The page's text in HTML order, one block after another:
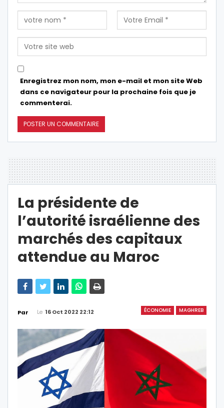
Enregistrez mon nom, mon e-mail et mon site Web
dans ce navigateur pour la prochaine fois que je
commenterai.
La présidente de
l’autorité israélienne des
marchés des capitaux
attendue au Maroc
ÉCONOMIE MAGHREB
Par Le 16 Oct 2022 22:12